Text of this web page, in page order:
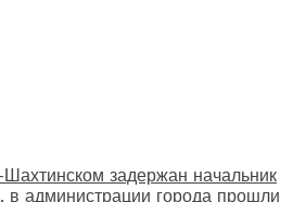
задержан начальник
в администрации города прошли